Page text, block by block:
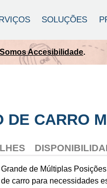
SOLUÇÕES
Accesibilidade.
DE CARRO
de Múltiplas
carro para necessidades